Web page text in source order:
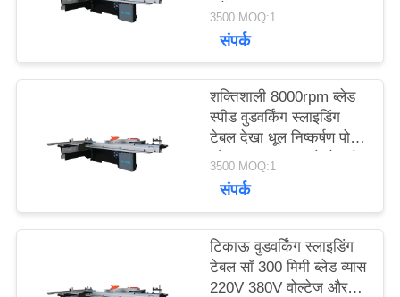
करें
साइटमैप
PRIVACY
करें
3500 MOQ:1
संपर्क
शक्तिशाली 8000rpm ब्लेड
स्पीड वुडवर्किंग स्लाइडिंग
टेबल देखा धूल निष्कर्षण पोर्ट
और 220V/380V वोल्टेज के
साथ
3500 MOQ:1
संपर्क
टिकाऊ वुडवर्किंग स्लाइडिंग
टेबल सॉ 300 मिमी ब्लेड व्यास
220V 380V वोल्टेज और